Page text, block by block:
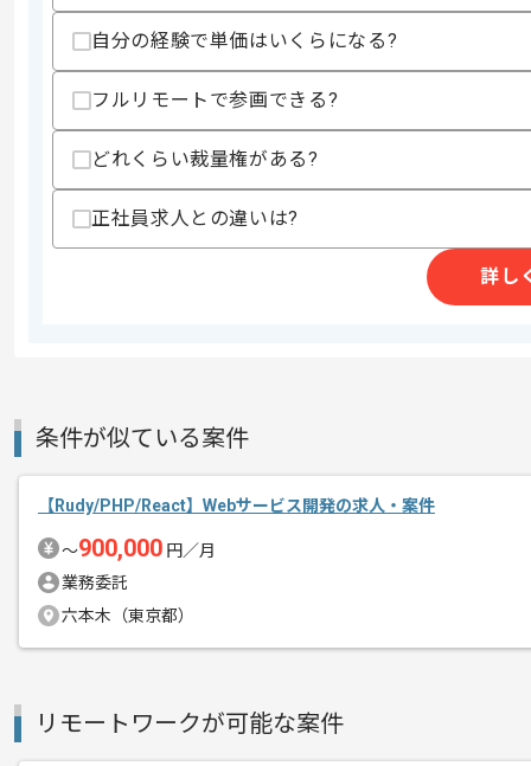
上記に似た経験やスキルをお持ちであれば申
その他募集要項
募集人数
作業開始日
2026/07/01
ITソリューション事業、ITプラットフォ
Swiftを用いた開発経験を活かしたい方
基本的には常駐での作業を見込んでおり
自分の経験で単価はいくらになる?
フルリモートで参画できる?
どれくらい裁量権がある?
正社員求人との違いは?
詳し
条件が似ている案件
【Rudy/PHP/React】Webサービス開発の求人・案件
〜900,000 円／月
業務委託
六本木（東京都）
リモートワークが可能な案件